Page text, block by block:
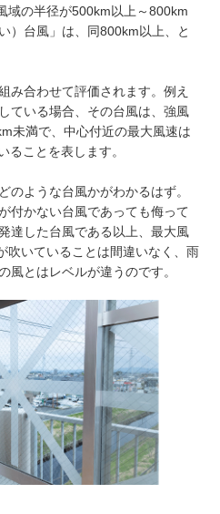
域の半径が500km以上～800km
）台風」は、同800km以上、と
み合わせて評価されます。例え
ている場合、その台風は、強風
未満で、中心付近の最大風速は
ることを表します。
のような台風かがわかるはず。
付かない台風であっても侮って
達した台風である以上、最大風
吹いていることは間違いなく、雨
風とはレベルが違うのです。